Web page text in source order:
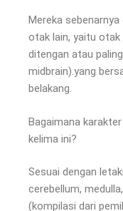
Mereka
otak lain, yaitu
ditengan atau
midbrain).yang
belakang.
Bagaimana
kelima ini?
Sesuai dengan
cerebellum,
(kompilasi dari